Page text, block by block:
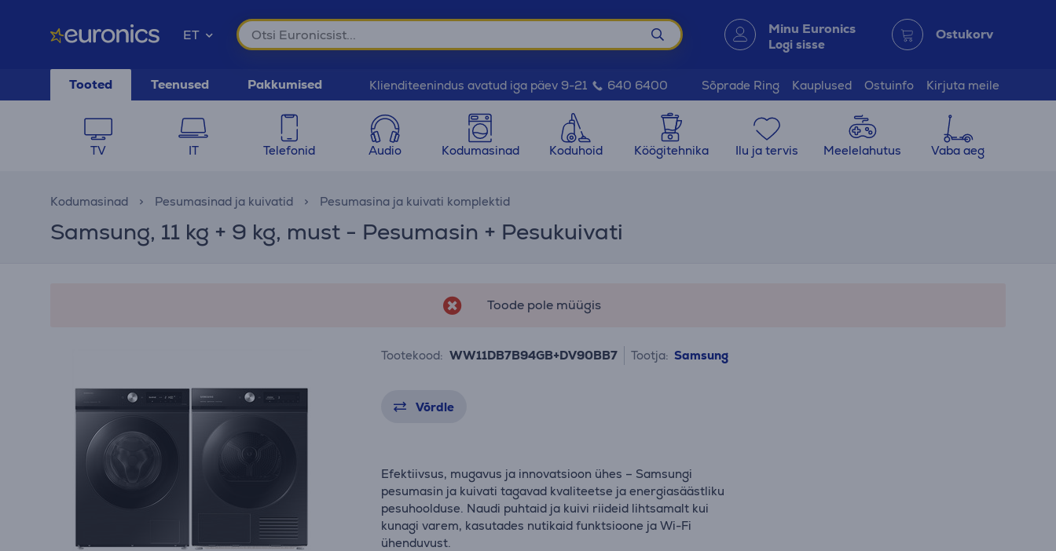
ET Minu Euronics
Logi sisse
Ostukorv
Tooted Teenused Pakkumised Klienditeenindus avatud iga päev 9-21 640 6400 Sõprade Ring Kauplused Ostuinfo Kirjuta meile
TV IT Telefonid Audio Kodumasinad Koduhoid Köögitehnika Ilu ja tervis Meelelahutus Vaba aeg
Kodumasinad Pesumasinad ja kuivatid Pesumasina ja kuivati komplektid
Samsung, 11 kg + 9 kg, must - Pesumasin + Pesukuivati
Toode pole müügis
Tootekood: WW11DB7B94GB+DV90BB7 Tootja: Samsung
Võrdle
Efektiivsus, mugavus ja innovatsioon ühes – Samsungi
pesumasin ja kuivati tagavad kvaliteetse ja energiasäästliku
pesuhoolduse. Naudi puhtaid ja kuivi riideid lihtsamalt kui
kunagi varem, kasutades nutikaid funktsioone ja Wi-Fi
ühenduvust.